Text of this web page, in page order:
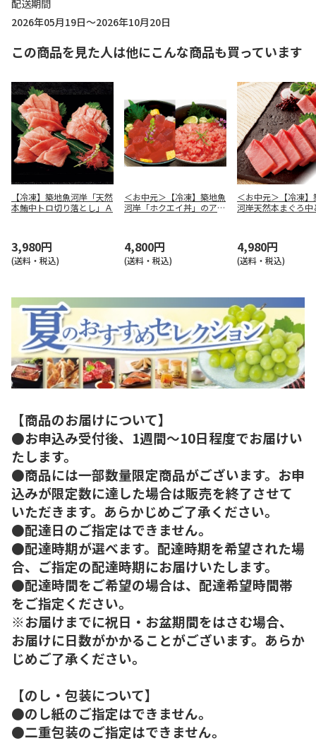
配送期間
2026年05月19日～2026年10月20日
この商品を見た人は他にこんな商品も買っています
【冷凍】築地魚河岸「天然
本鮪中トロ切り落とし」Ａ
3,980円
(送料・税込)
＜お中元＞【冷凍】築地魚
河岸「ホクエイ丼」のアタ
4,800円
(送料・税込)
＜お中元＞【冷凍】
河岸天然本まぐろ中
4,980円
(送料・税込)
【商品のお届けについて】
●お申込み受付後、1週間～10日程度でお届けい
たします。
●商品には一部数量限定商品がございます。お申
込みが限定数に達した場合は販売を終了させて
いただきます。あらかじめご了承ください。
●配達日のご指定はできません。
●配達時期が選べます。配達時期を希望された場
合、ご指定の配達時期にお届けいたします。
●配達時間をご希望の場合は、配達希望時間帯
をご指定ください。
※お届けまでに祝日・お盆期間をはさむ場合、
お届けに日数がかかることがございます。あらか
じめご了承ください。
【のし・包装について】
●のし紙のご指定はできません。
●二重包装のご指定はできません。